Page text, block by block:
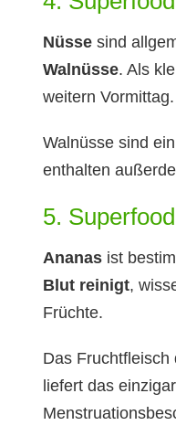
Nüssesind
Walnüsse. Als
weitern Vormittag.
Walnüsse sind
enthalten
5.
Ananasist
Blut reinigt,
Früchte.
Das Fruchtfleisch
liefert das